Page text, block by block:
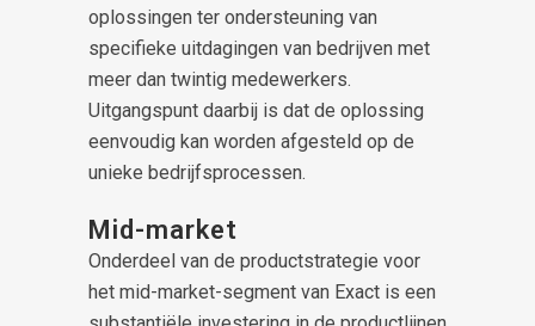
oplossingen ter ondersteuning van
specifieke uitdagingen van bedrijven met
meer dan twintig medewerkers.
Uitgangspunt daarbij is dat de oplossing
eenvoudig kan worden afgesteld op de
unieke bedrijfsprocessen.
Mid-market
Onderdeel van de productstrategie voor
het mid-market-segment van Exact is een